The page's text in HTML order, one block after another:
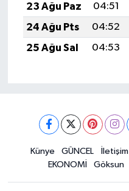
23 Ağu Paz
04:51
24 Ağu Pts
04:52
25 Ağu Sal
04:53
Künye GÜNCEL İletişim
EKONOMİ
Göksun